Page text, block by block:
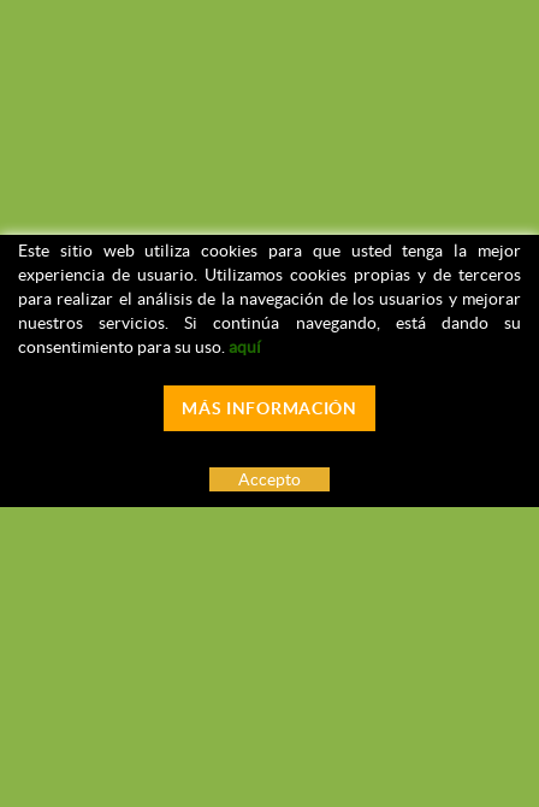
Este sitio web utiliza cookies para que usted tenga la mejor
experiencia de usuario. Utilizamos cookies propias y de terceros
para realizar el análisis de la navegación de los usuarios y mejorar
nuestros servicios. Si continúa navegando, está dando su
consentimiento para su uso. aquí
MÁS INFORMACIÓN
Accepto